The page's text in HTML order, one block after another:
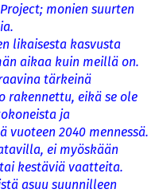
monien suurten
likaisesta kasvusta
aikaa kuin meillä on.
tärkeinä
rakennettu, eikä se ole
ja
2040 mennessä.
ei myöskään
kestäviä vaatteita.
asuu suunnilleen